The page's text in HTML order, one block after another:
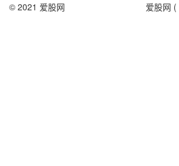
© 2021 爱股网 爱股网 (